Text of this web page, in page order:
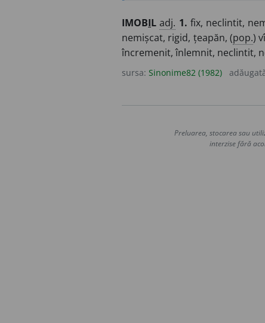
IMOBIL adj. 1. fix, neclintit,
nemișcat, rigid, țeapăn, (pop.)
încremenit, înlemnit, neclintit,
sursa: Sinonime82 (1982)
Preluarea, stocarea sau
interzise fără